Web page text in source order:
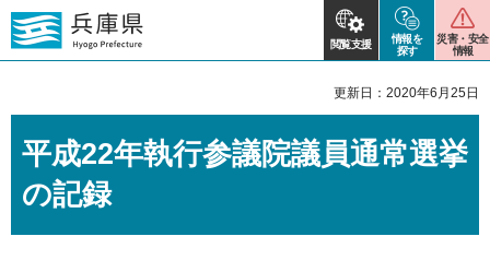
閲覧支援
情報を
探す
災害・安全
情報
更新日：2020年6月25日
平成22年執行参議院議員通常選挙
の記録